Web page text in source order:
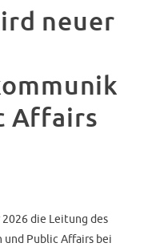
neuer
Affairs
die Leitung des
Public Affairs bei